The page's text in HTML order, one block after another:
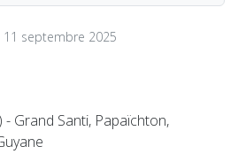
septembre 2025
Grand Santi, Papaïchton,